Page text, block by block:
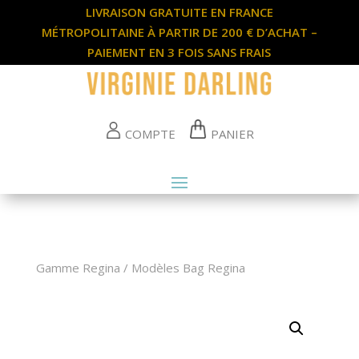
LIVRAISON GRATUITE EN FRANCE
MÉTROPOLITAINE À PARTIR DE 200 € D’ACHAT –
PAIEMENT EN 3 FOIS SANS FRAIS
COMPTE PANIER
Gamme Regina / Modèles Bag Regina